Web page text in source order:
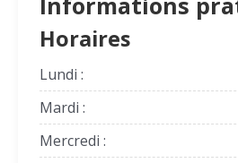
Horaires
Lundi :
Mardi :
Mercredi :